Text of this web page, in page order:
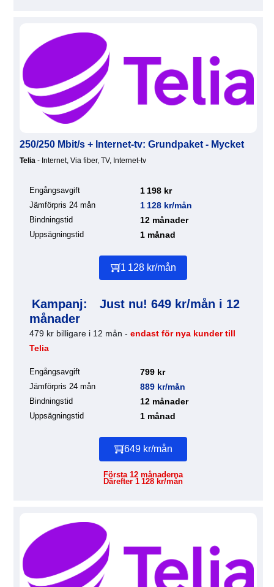
250/250 Mbit/s + Internet-tv: Grundpaket - Mycket
Telia - Internet, Via fiber, TV, Internet-tv
Engångsavgift 1 198 kr
Jämförpris 24 mån 1 128 kr/mån
Bindningstid 12 månader
Uppsägningstid 1 månad
1 128 kr/mån
Kampanj:
Just nu! 649 kr/mån i 12
månader
479 kr billigare i 12 mån - endast för nya kunder till
Telia
Engångsavgift 799 kr
Jämförpris 24 mån 889 kr/mån
Bindningstid 12 månader
Uppsägningstid 1 månad
649 kr/mån
Första 12 månaderna
Därefter 1 128 kr/mån